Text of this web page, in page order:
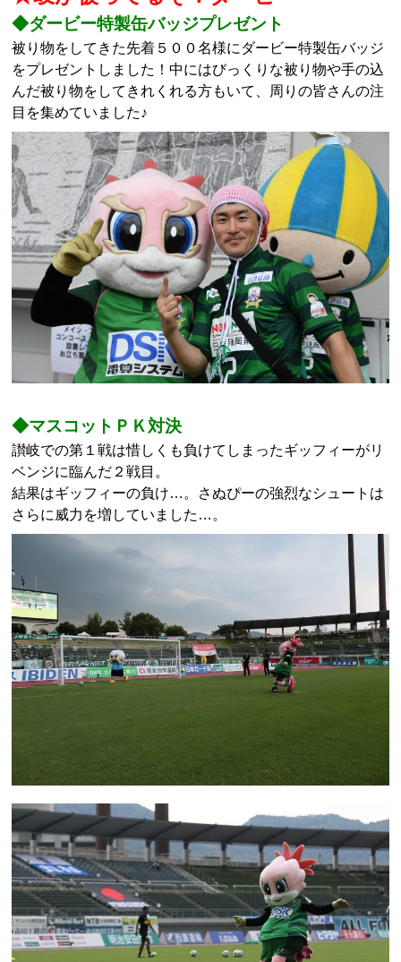
◆ダービー特製缶バッジプレゼント
被り物をしてきた先着５００名様にダービー特製缶バッジ
をプレゼントしました！中にはびっくりな被り物や手の込
んだ被り物をしてきれくれる方もいて、周りの皆さんの注
目を集めていました♪
◆マスコットＰＫ対決
讃岐での第１戦は惜しくも負けてしまったギッフィーがリ
ベンジに臨んだ２戦目。
結果はギッフィーの負け…。さぬぴーの強烈なシュートは
さらに威力を増していました…。